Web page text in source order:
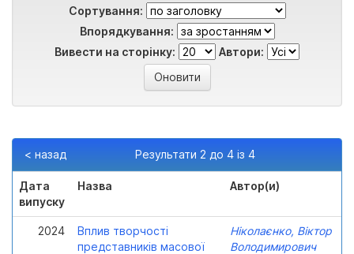
Сортування:
Впорядкування:
Вивести на сторінку:
Автори:
Результати 2 до 4 із 4
< назад
Дата
випуску
Назва Автор(и)
2024
Вплив творчості
представників масової
Ніколаєнко, Віктор
Володимирович